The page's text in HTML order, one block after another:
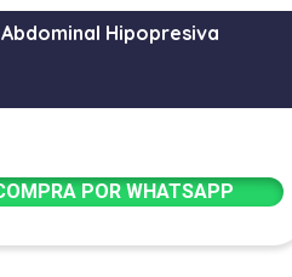
Hipopresiva
POR WHATSAPP